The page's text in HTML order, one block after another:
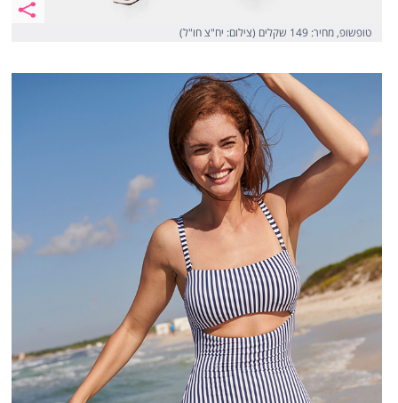
טופשופ, מחיר: 149 שקלים (צילום: יח"צ חו"ל)